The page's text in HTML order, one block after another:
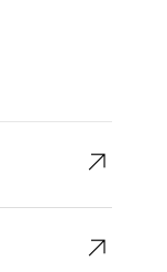
↗︎
↗︎